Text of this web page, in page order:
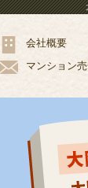
会社概要
マンション